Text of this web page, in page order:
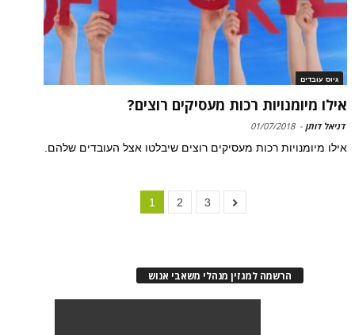
גיוס עובדים
אילו מיומנויות רכות מעסיקים רוצים?
דניאל דותן -
01/07/2018
אילו מיומנויות רכות מעסיקים רוצים שיבלטו אצל העובדים שלהם.
1 2 3
הרשמה למגזין מנהלי משאבי אנוש